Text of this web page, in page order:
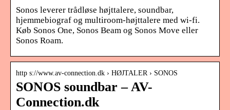
Sonos leverer trådløse højttalere, soundbar,
hjemmebiograf og multiroom-højttalere med wi-fi.
Køb Sonos One, Sonos Beam og Sonos Move eller
Sonos Roam.
http s://www.av-connection.dk › HØJTALER › SONOS
SONOS soundbar – AV-
Connection.dk